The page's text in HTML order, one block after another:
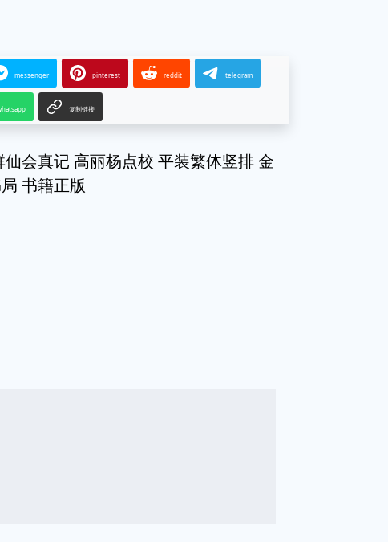
messenger pinterest reddit telegram
复制链接
会真记 高丽杨点校 平装繁体竖排 金
书籍正版